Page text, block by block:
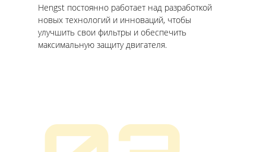
Hengst постоянно работает над разработкой
новых технологий и инноваций, чтобы
улучшить свои фильтры и обеспечить
максимальную защиту двигателя.